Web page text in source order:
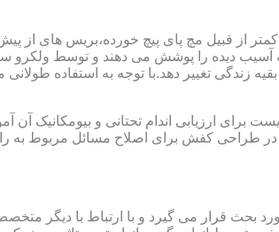
از قبیل مچ پای پیچ خورده،بریس های از
آسیب دیده را پوشش می دهند و توسط
زندگی تغییر دهد.با توجه به استفاده طولانی
برای ارزیابی اندام تحتانی و بیومکانیک آن
در طراحی کفش برای اصلاح مسائل مربوط به
بحث قرار می گیرد و با ارتباط با دیگر